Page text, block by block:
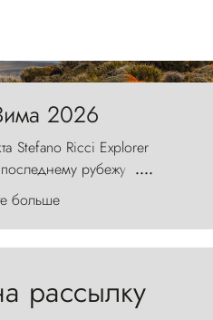
2026
Stefano Ricci Explorer
рубежу
где ветер с
ваяет ландшафт, а пики
каменные стражи,
....
больше
рассылку